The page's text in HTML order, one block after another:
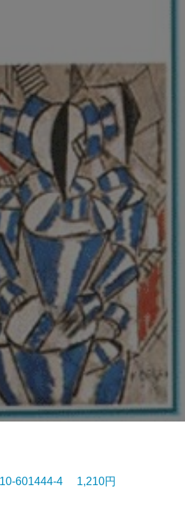
601444-4 1,210円